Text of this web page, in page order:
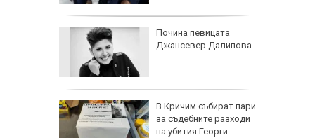
Почина певицата
Джансевер Далипова
В Кричим събират пари
за съдебните разходи
на убития Георги